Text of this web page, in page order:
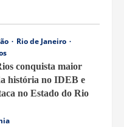
Rio de Janeiro
conquista maior
história no IDEB e
no Estado do Rio